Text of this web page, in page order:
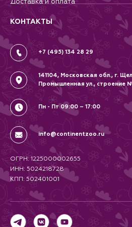
Контакты
Вопрос-Ответ
Гарантии и возврат
Вакансии
Политика
Соглашение
КОНТАКТЫ
+7 (495) 134 28 29
141104, Московская обл., г.
Промышленная ул., строение
Пн - Пт 09:00 – 17:00
info@continentzoo.ru
ОГРН: 1225000002655
ИНН: 5024218728
КПП: 502401001